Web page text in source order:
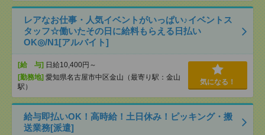
レアなお仕事・人気イベントがいっぱい♪イベントス
タッフ☆働いたその日に給料もらえる日払い
OK◎/N1[アルバイト]
[給 与] 日給10,400円～
[勤務地] 愛知県名古屋市中区金山（最寄り駅：金山
駅）
気になる！
給与即払いOK！高時給！土日休み！ピッキング・搬
送業務[派遣]